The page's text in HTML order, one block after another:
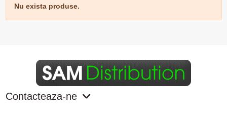
Nu exista produse.
Contacteaza-ne